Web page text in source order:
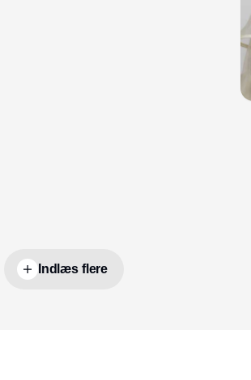
Indlæs flere